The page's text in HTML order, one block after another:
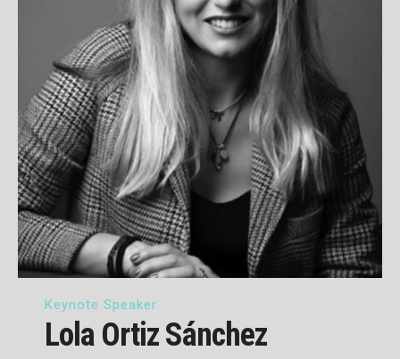
Keynote Speaker
Lola Ortiz Sánchez